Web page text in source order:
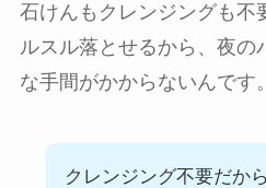
石けんもクレンジングも不
ルスル落とせるから、夜の
な手間がかからないんです。
クレンジング不要だか